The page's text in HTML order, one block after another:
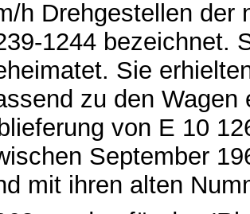
h Drehgestellen der
1244 bezeichnet.
Sie
zu den
von E 10
September
mit ihren alten